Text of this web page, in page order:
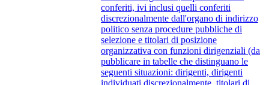
conferiti, ivi inclusi quelli conferiti
discrezionalmente dall'organo di indirizzo
politico senza procedure pubbliche di
selezione e titolari di posizione
organizzativa con funzioni dirigenziali (da
pubblicare in tabelle che distinguano le
seguenti situazioni: dirigenti, dirigenti